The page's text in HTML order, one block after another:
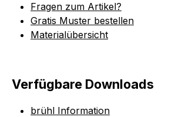
Fragen zum Artikel?
Gratis Muster bestellen
Materialübersicht
Verfügbare Downloads
brühl Information